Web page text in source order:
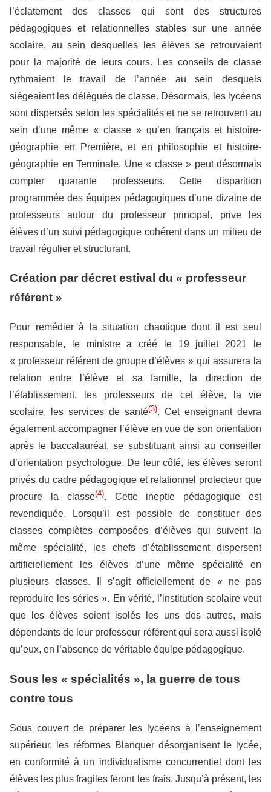
l’éclatement des classes qui sont des structures
pédagogiques et relationnelles stables sur une année
scolaire, au sein desquelles les élèves se retrouvaient
pour la majorité de leurs cours. Les conseils de classe
rythmaient le travail de l’année au sein desquels
siégeaient les délégués de classe. Désormais, les lycéens
sont dispersés selon les spécialités et ne se retrouvent au
sein d’une même « classe » qu’en français et histoire-
géographie en Première, et en philosophie et histoire-
géographie en Terminale. Une « classe » peut désormais
compter quarante professeurs. Cette disparition
programmée des équipes pédagogiques d’une dizaine de
professeurs autour du professeur principal, prive les
élèves d’un suivi pédagogique cohérent dans un milieu de
travail régulier et structurant.
Création par décret estival du « professeur
référent »
Pour remédier à la situation chaotique dont il est seul
responsable, le ministre a créé le 19 juillet 2021 le
« professeur référent de groupe d’élèves » qui assurera la
relation entre l’élève et sa famille, la direction de
l’établissement, les professeurs de cet élève, la vie
scolaire, les services de santé(3). Cet enseignant devra
également accompagner l’élève en vue de son orientation
après le baccalauréat, se substituant ainsi au conseiller
d’orientation psychologue. De leur côté, les élèves seront
privés du cadre pédagogique et relationnel protecteur que
procure la classe(4). Cette ineptie pédagogique est
revendiquée. Lorsqu’il est possible de constituer des
classes complètes composées d’élèves qui suivent la
même spécialité, les chefs d’établissement dispersent
artificiellement les élèves d’une même spécialité en
plusieurs classes. Il s’agit officiellement de « ne pas
reproduire les séries ». En vérité, l’institution scolaire veut
que les élèves soient isolés les uns des autres, mais
dépendants de leur professeur référent qui sera aussi isolé
qu’eux, en l’absence de véritable équipe pédagogique.
Sous les « spécialités », la guerre de tous
contre tous
Sous couvert de préparer les lycéens à l’enseignement
supérieur, les réformes Blanquer désorganisent le lycée,
en conformité à un individualisme concurrentiel dont les
élèves les plus fragiles feront les frais. Jusqu’à présent, les